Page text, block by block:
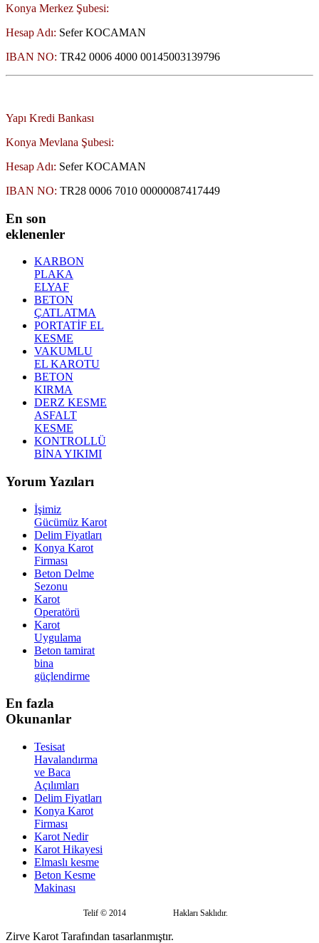
Konya Merkez Şubesi:
Hesap Adı: Sefer KOCAMAN
IBAN NO: TR42 0006 4000 00145003139796
Yapı Kredi Bankası
Konya Mevlana Şubesi:
Hesap Adı: Sefer KOCAMAN
IBAN NO: TR28 0006 7010 00000087417449
En son
eklenenler
KARBON
PLAKA
ELYAF
BETON
ÇATLATMA
PORTATİF EL
KESME
VAKUMLU
EL KAROTU
BETON
KIRMA
DERZ KESME
ASFALT
KESME
KONTROLLÜ
BİNA YIKIMI
Yorum Yazıları
İşimiz
Gücümüz Karot
Delim Fiyatları
Konya Karot
Firması
Beton Delme
Sezonu
Karot
Operatörü
Karot
Uygulama
Beton tamirat
bina
güçlendirme
En fazla
Okunanlar
Tesisat
Havalandırma
ve Baca
Açılımları
Delim Fiyatları
Konya Karot
Firması
Karot Nedir
Karot Hikayesi
Elmaslı kesme
Beton Kesme
Makinası
Telif © 2014 Hakları Saklıdır.
Zirve Karot Tarafından tasarlanmıştır.